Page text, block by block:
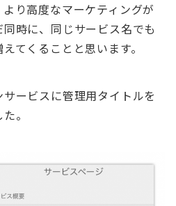
り高度なマーケティングが
時に、同じサービス名でも
てくることと思います。
ービスに管理用タイトルを
。